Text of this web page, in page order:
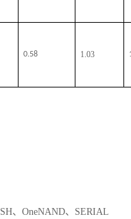
0.58 1.03
、OneNAND、SERIAL